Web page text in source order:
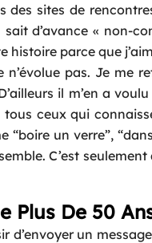
des sites de
sait d’avance « non-
histoire parce que
pas. Je me
il m’en a
ceux qui
“boire un verre”,
C’est
Plus De 50
d’envoyer un